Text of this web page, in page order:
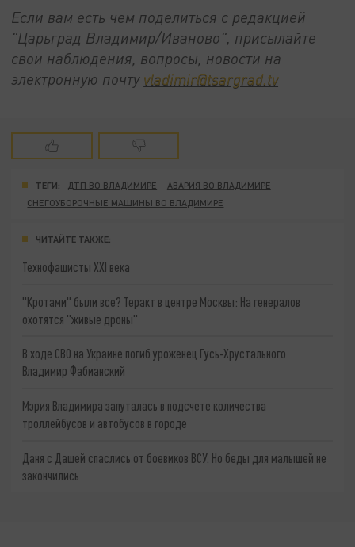
Если вам есть чем поделиться с редакцией
"Царьград Владимир/Иваново", присылайте
свои наблюдения, вопросы, новости на
электронную почту vladimir@tsargrad.tv
ТЕГИ: ДТП ВО ВЛАДИМИРЕ
АВАРИЯ ВО ВЛАДИМИРЕ
СНЕГОУБОРОЧНЫЕ МАШИНЫ ВО ВЛАДИМИРЕ
ЧИТАЙТЕ ТАКЖЕ:
Технофашисты XXI века
"Кротами" были все? Теракт в центре Москвы: На генералов
охотятся "живые дроны"
В ходе СВО на Украине погиб уроженец Гусь-Хрустального
Владимир Фабианский
Мэрия Владимира запуталась в подсчете количества
троллейбусов и автобусов в городе
Даня с Дашей спаслись от боевиков ВСУ. Но беды для малышей не
закончились